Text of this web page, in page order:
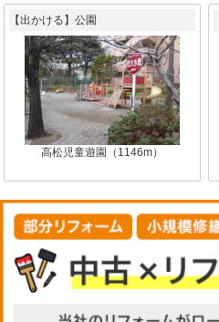
【出かける】公園
高松児童遊園（1146m）